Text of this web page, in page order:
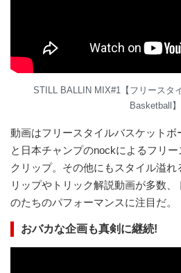
STILL BALLIN MIX#1【フリースタ
Basketball】
動画はフリースタイルバスケット
と日本チャンプのnockによるフリ
クリップ。その他にもスタイル溢
リップやトリック解説動画が多数
のたちのパフォーマンスに注目だ。
おバカな企画も真剣に継続!